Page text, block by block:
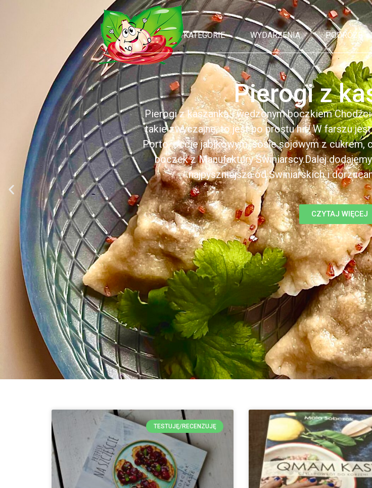
KATEGORIE WYDARZENIA PODRÓŻE
Pierogi z
Pierogi z kaszanką i wędzonym boczkiem
takie zwyczajne, to jest po prostu hit! W farszu
Porto, occie jabłkowym, sosie sojowym z cukrem,
boczek z Manufaktury Świniarscy.Dalej
najpyszniejsza od Świniarskich i
CZYTAJ WIĘCEJ
TESTUJĘ/RECENZUJĘ